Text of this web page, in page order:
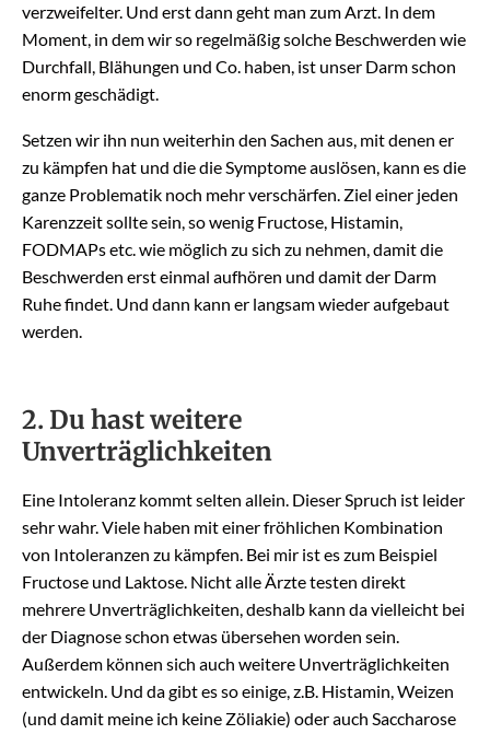
verzweifelter. Und erst dann geht man zum Arzt. In dem
Moment, in dem wir so regelmäßig solche Beschwerden wie
Durchfall, Blähungen und Co. haben, ist unser Darm schon
enorm geschädigt.
Setzen wir ihn nun weiterhin den Sachen aus, mit denen er
zu kämpfen hat und die die Symptome auslösen, kann es die
ganze Problematik noch mehr verschärfen. Ziel einer jeden
Karenzzeit sollte sein, so wenig Fructose, Histamin,
FODMAPs etc. wie möglich zu sich zu nehmen, damit die
Beschwerden erst einmal aufhören und damit der Darm
Ruhe findet. Und dann kann er langsam wieder aufgebaut
werden.
2. Du hast weitere
Unverträglichkeiten
Eine Intoleranz kommt selten allein. Dieser Spruch ist leider
sehr wahr. Viele haben mit einer fröhlichen Kombination
von Intoleranzen zu kämpfen. Bei mir ist es zum Beispiel
Fructose und Laktose. Nicht alle Ärzte testen direkt
mehrere Unverträglichkeiten, deshalb kann da vielleicht bei
der Diagnose schon etwas übersehen worden sein.
Außerdem können sich auch weitere Unverträglichkeiten
entwickeln. Und da gibt es so einige, z.B. Histamin, Weizen
(und damit meine ich keine Zöliakie) oder auch Saccharose